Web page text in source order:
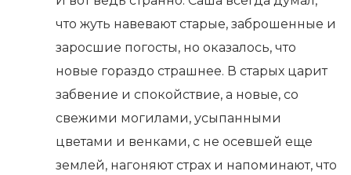
что жуть навевают старые, заброшенные и
заросшие погосты, но оказалось, что
новые гораздо страшнее. В старых царит
забвение и спокойствие, а новые, со
свежими могилами, усыпанными
цветами и венками, с не осевшей еще
землей, нагоняют страх и напоминают, что